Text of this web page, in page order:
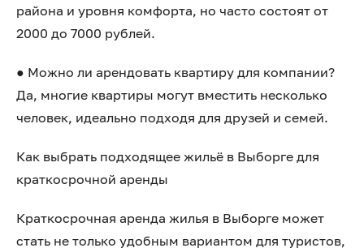
района и уровня комфорта, но часто состоят от
2000 до 7000 рублей.
● Можно ли арендовать квартиру для компании?
Да, многие квартиры могут вместить несколько
человек, идеально подходя для друзей и семей.
Как выбрать подходящее жильё в Выборге для
краткосрочной аренды
Краткосрочная аренда жилья в Выборге может
стать не только удобным вариантом для туристов,